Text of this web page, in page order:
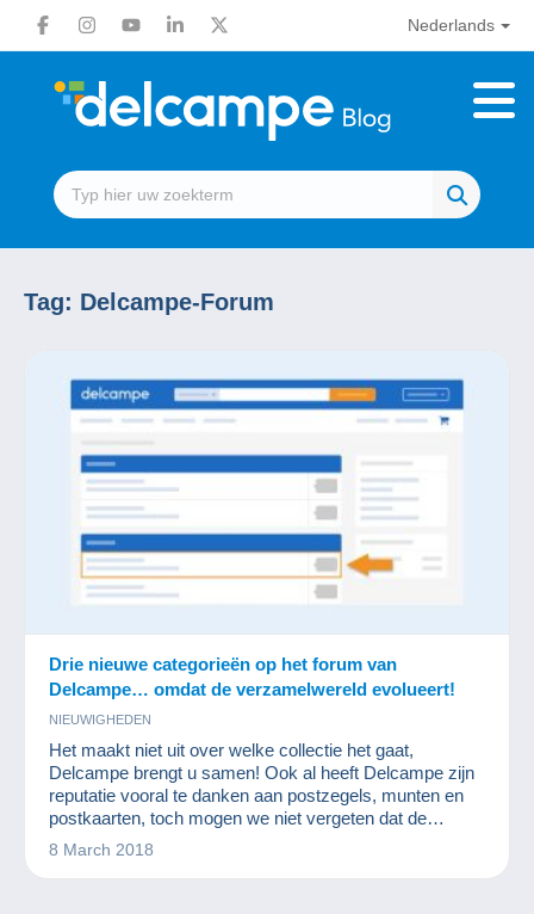
Nederlands
Tag: Delcampe-Forum
Drie nieuwe categorieën op het forum van
Delcampe… omdat de verzamelwereld evolueert!
NIEUWIGHEDEN
Het maakt niet uit over welke collectie het gaat,
Delcampe brengt u samen! Ook al heeft Delcampe zijn
reputatie vooral te danken aan postzegels, munten en
postkaarten, toch mogen we niet vergeten dat de
website zich richt naar alle verzamelaars. De kunst van
8 March 2018